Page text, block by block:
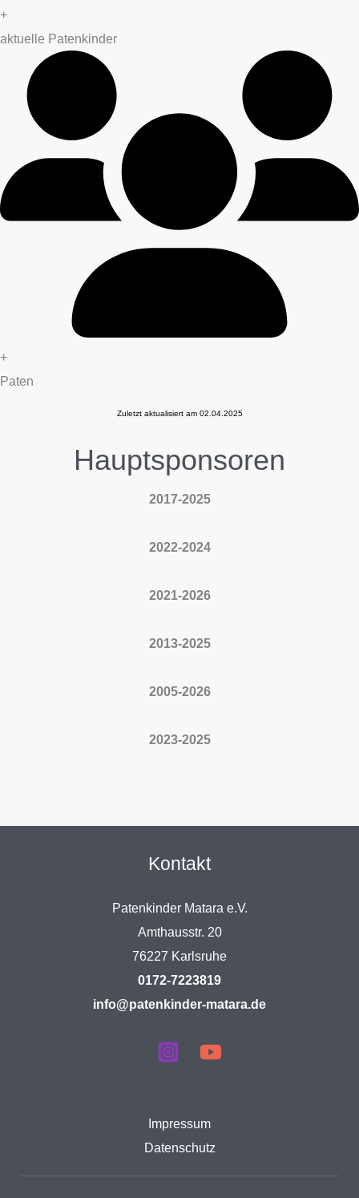
+
aktuelle Patenkinder
+
Paten
Zuletzt aktualisiert am 02.04.2025
Hauptsponsoren
2017-2025
2022-2024
2021-2026
2013-2025
2005-2026
2023-2025
Kontakt
Patenkinder Matara e.V.
Amthausstr. 20
76227 Karlsruhe
0172-7223819
info@patenkinder-matara.de
Impressum
Datenschutz